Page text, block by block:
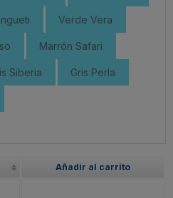
Verde Vera
Marrón Safari
Siberia Gris Perla
Añadir al carrito